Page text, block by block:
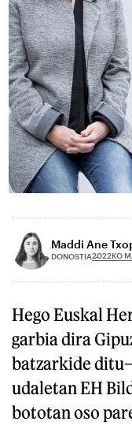
Maddi Ane
DONOSTIA2022KO
Hego Euskal
garbia dira
batzarkide
udaletan EH
bototan oso